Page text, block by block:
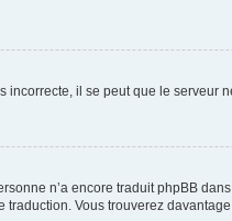
il se peut que le serveur
n’a encore traduit phpBB
Vous trouverez